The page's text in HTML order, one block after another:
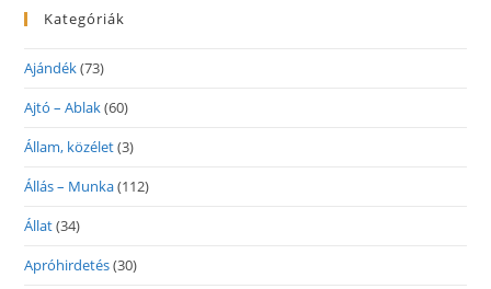
Kategóriák
Ajándék(73)
Ajtó – Ablak(60)
Állam, közélet(3)
Állás – Munka(112)
Állat(34)
Apróhirdetés(30)